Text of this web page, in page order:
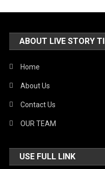
ABOUT LIVE STORY
Home
About Us
Contact Us
OUR TEAM
USE FULL LINK